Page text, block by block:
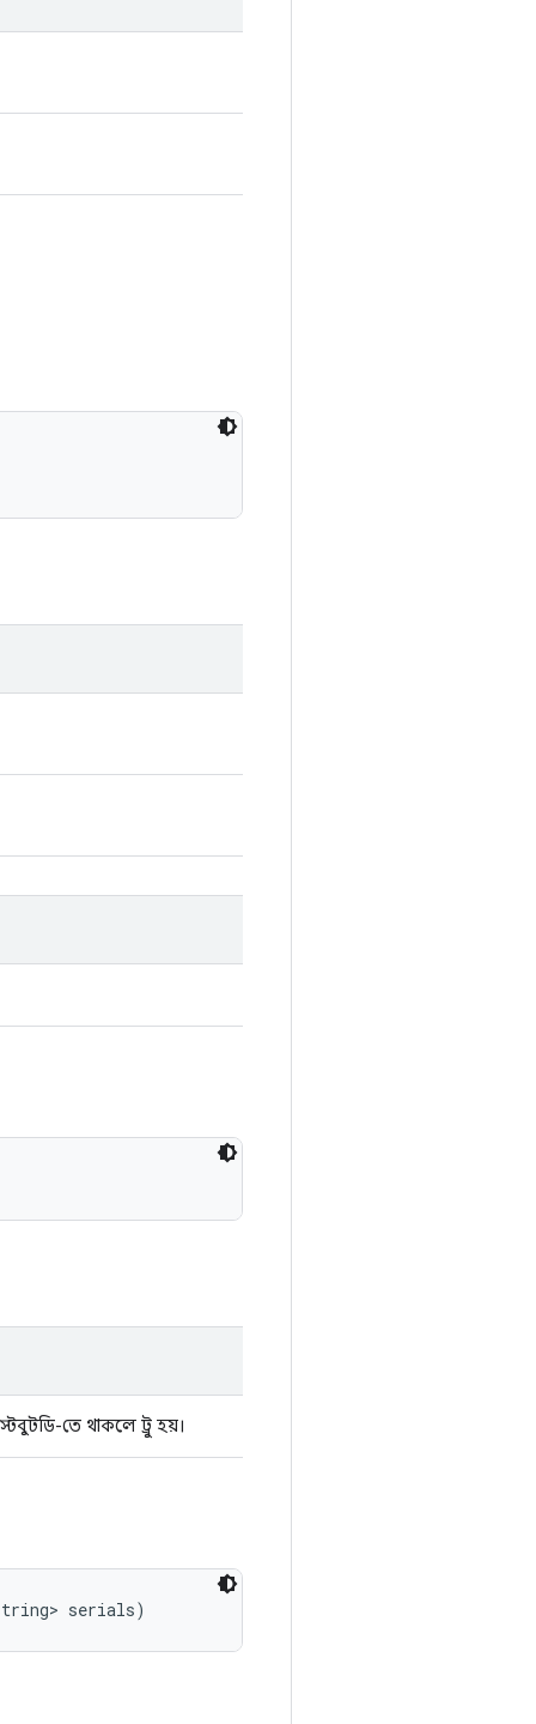
তে থাকলে ট্রু হয়।
String> serials)